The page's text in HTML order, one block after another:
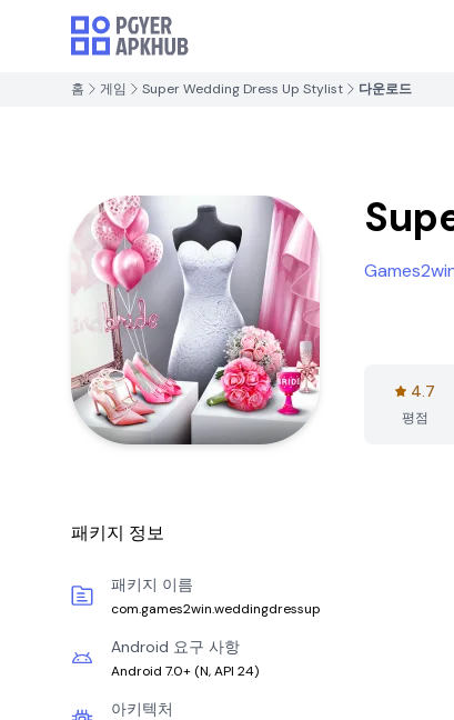
홈 게임 Super Wedding Dress Up Stylist 다운로드
4.7
평점
패키지 정보
패키지 이름
com.games2win.weddingdressup
Android 요구 사항
Android 7.0+ (N, API 24)
아키텍처